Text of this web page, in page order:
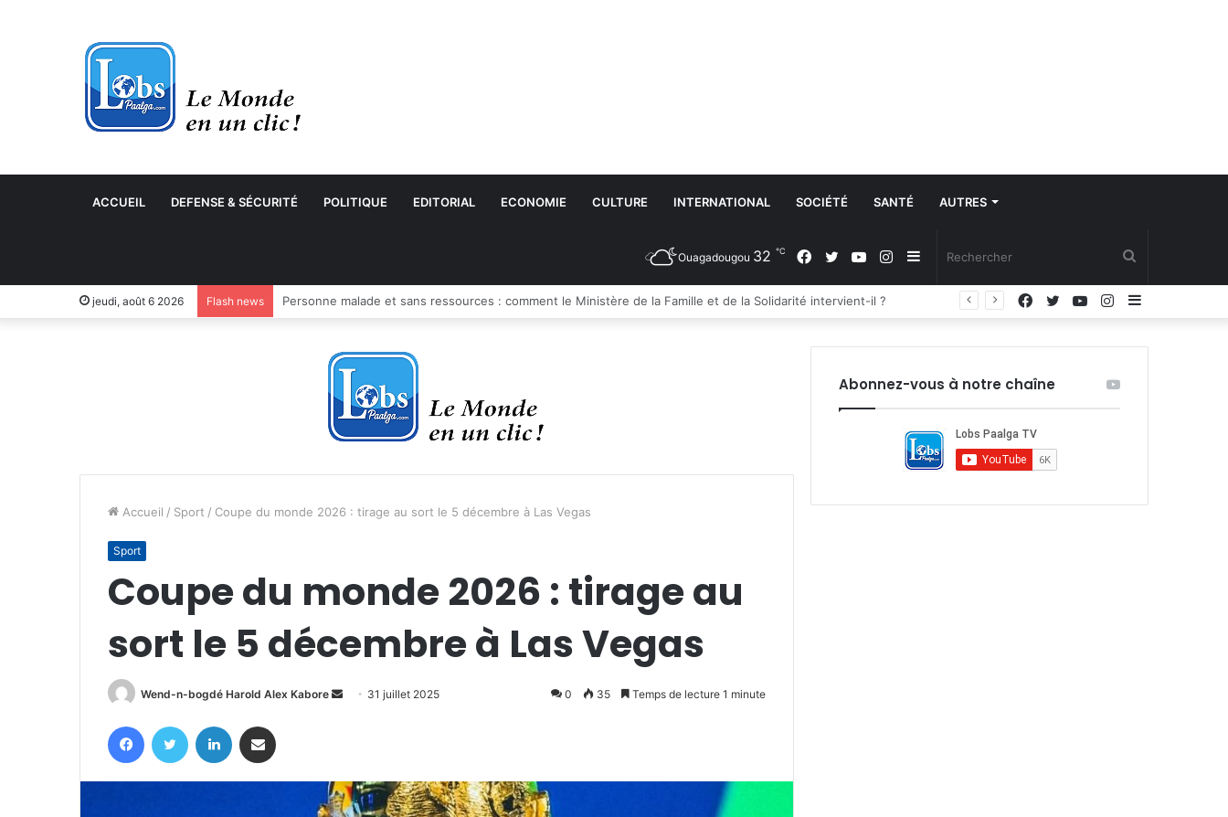
ACCUEIL DEFENSE & SÉCURITÉ POLITIQUE EDITORIAL ECONOMIE CULTURE INTERNATIONAL SOCIÉTÉ SANTÉ AUTRES
Sidebar
(barre
Instagram
YouTube
Twitter
Facebook
Ouagadougou 32 ℃
jeudi, août 6 2026 Flash news
Sidebar
Instagram
YouTube
Twitter
Facebook
Accueil / Sport / Coupe du monde 2026 : tirage au sort le 5 décembre à Las Vegas
Sport
Coupe du monde 2026 : tirage au
sort le 5 décembre à Las Vegas
Wend-n-bogdé Harold Alex Kabore
Envoyer31 juillet 2025 0 35 Temps de lecture 1 minute
FacebookTwitter Linkedin
Abonnez-vous à notre chaîne